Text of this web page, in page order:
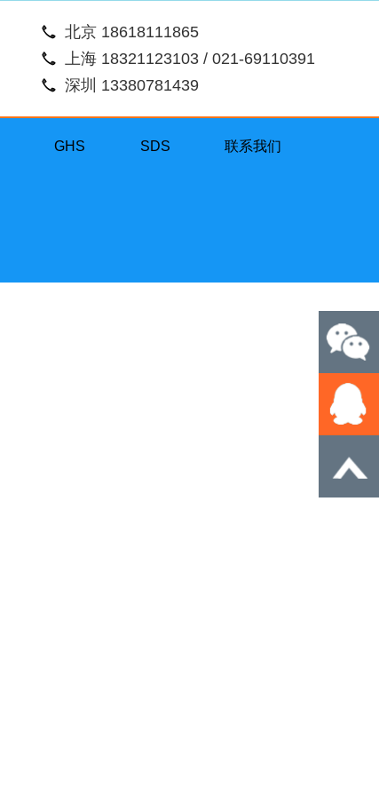
北京 18618111865
上海 18321123103 / 021-69110391
深圳 13380781439
GHS SDS 联系我们